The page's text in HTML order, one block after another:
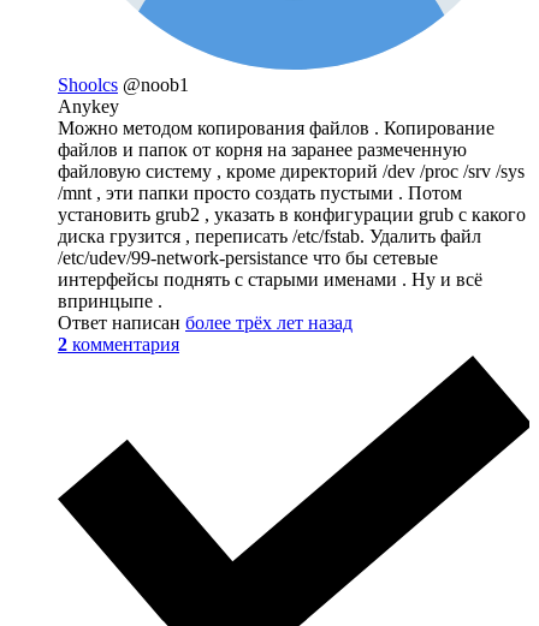
Shoolcs @noob1
Anykey
Можно методом копирования файлов . Копирование
файлов и папок от корня на заранее размеченную
файловую систему , кроме директорий /dev /proc /srv /sys
/mnt , эти папки просто создать пустыми . Потом
установить grub2 , указать в конфигурации grub с какого
диска грузится , переписать /etc/fstab. Удалить файл
/etc/udev/99-network-persistance что бы сетевые
интерфейсы поднять с старыми именами . Ну и всё
впринцыпе .
Ответ написан более трёх лет назад
2 комментария